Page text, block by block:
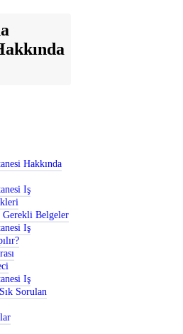
Hakkında
Iş
Belgeler
Iş
Iş
Sorulan